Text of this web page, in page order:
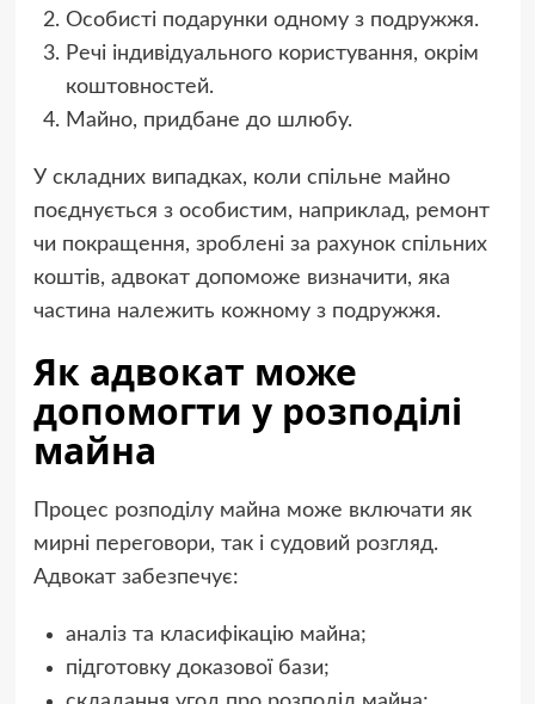
Особисті подарунки одному з подружжя.
Речі індивідуального користування, окрім
коштовностей.
Майно, придбане до шлюбу.
У складних випадках, коли спільне майно
поєднується з особистим, наприклад, ремонт
чи покращення, зроблені за рахунок спільних
коштів, адвокат допоможе визначити, яка
частина належить кожному з подружжя.
Як адвокат може
допомогти у розподілі
майна
Процес розподілу майна може включати як
мирні переговори, так і судовий розгляд.
Адвокат забезпечує:
аналіз та класифікацію майна;
підготовку доказової бази;